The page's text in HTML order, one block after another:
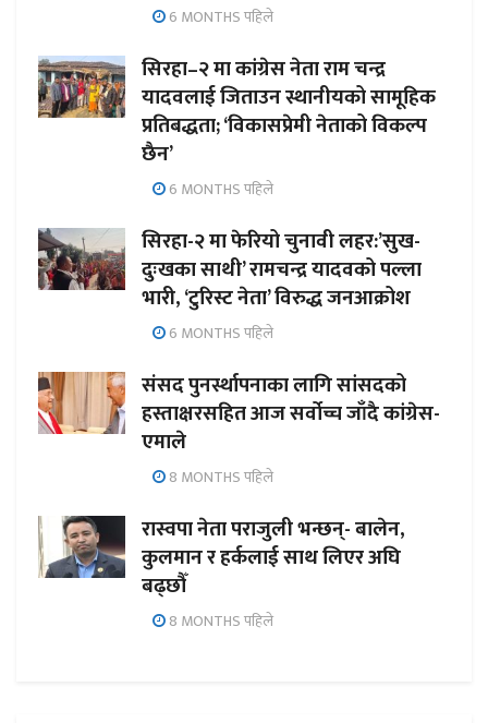
6 MONTHS पहिले
सिरहा–२ मा कांग्रेस नेता राम चन्द्र
यादवलाई जिताउन स्थानीयको सामूहिक
प्रतिबद्धता; ‘विकासप्रेमी नेताको विकल्प
छैन’
6 MONTHS पहिले
सिरहा-२ मा फेरियो चुनावी लहर:’सुख-
दुःखका साथी’ रामचन्द्र यादवको पल्ला
भारी, ‘टुरिस्ट नेता’ विरुद्ध जनआक्रोश
6 MONTHS पहिले
संसद पुनर्स्थापनाका लागि सांसदको
हस्ताक्षरसहित आज सर्वोच्च जाँदै कांग्रेस-
एमाले
8 MONTHS पहिले
रास्वपा नेता पराजुली भन्छन्- बालेन,
कुलमान र हर्कलाई साथ लिएर अघि
बढ्छौँ
8 MONTHS पहिले